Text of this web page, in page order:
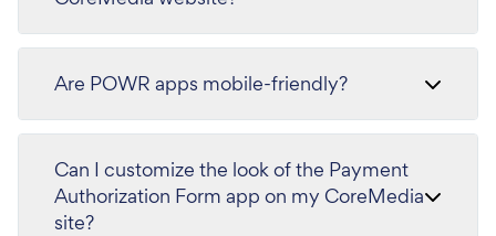
Are POWR apps mobile-friendly?
Can I customize the look of the Payment
Authorization Form app on my CoreMedia
site?